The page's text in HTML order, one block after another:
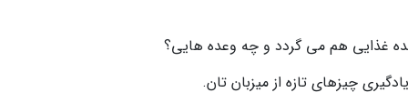
غذایی هم می گردد و چه وعده هایی؟
چیزهای تازه از میزبان تان.